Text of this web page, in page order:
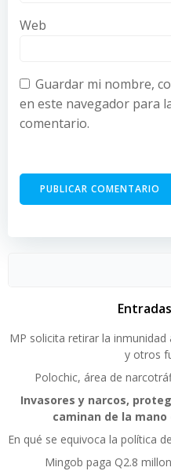
Web
Guardar mi nombre,
en este navegador para
comentario.
MP solicita retirar la
y otros
Polochic, área de
Invasores y narcos,
caminan de la mano
En qué se equivoca la política
Mingob paga Q2.8